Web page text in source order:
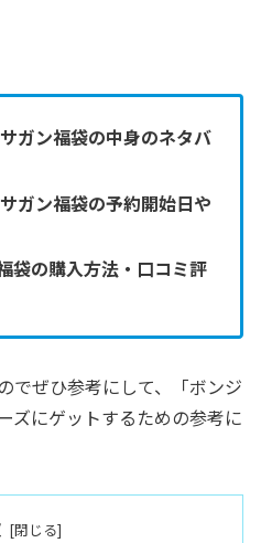
ガン福袋の中身のネタバ
ガン福袋の予約開始日や
袋の購入方法・口コミ評
でぜひ参考にして、「ボンジ
ズにゲットするための参考に